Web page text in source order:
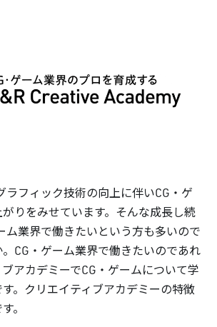
ラフィック技術の向上に伴いCG・ゲ
りをみせています。そんな成長し続
ム業界で働きたいという方も多いので
CG・ゲーム業界で働きたいのであれ
アカデミーでCG・ゲームについて学
。クリエイティブアカデミーの特徴
。